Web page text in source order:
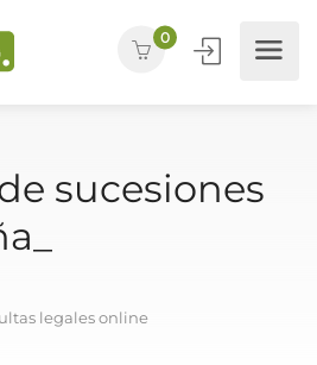
0
sucesiones
legales online